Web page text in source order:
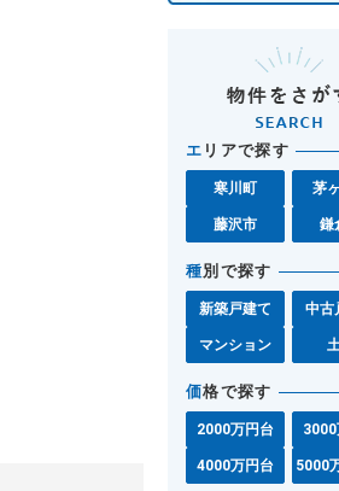
エ リアで探す
寒川町 茅
藤沢市 鎌
種別で探す
新築戸建て 中古
マンション
価格で探す
2000万円台
4000万円台 5000